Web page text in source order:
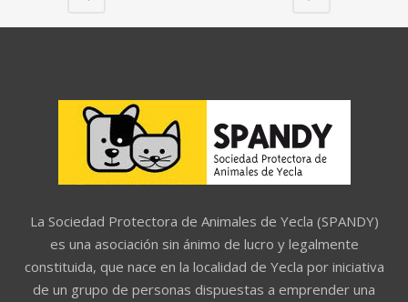
La Sociedad Protectora de Animales de Yecla (SPANDY)
es una asociación sin ánimo de lucro y legalmente
constituida, que nace en la localidad de Yecla por iniciativa
de un grupo de personas dispuestas a emprender una